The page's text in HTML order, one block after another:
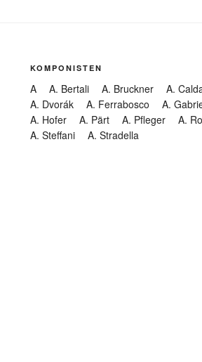
KOMPONISTEN
A A. Bertali A. Bruckner A.
A. Dvorák
A. Ferrabosco A.
A. Hofer
A. Pärt A. Pfleger A.
A. Steffani
A. Stradella